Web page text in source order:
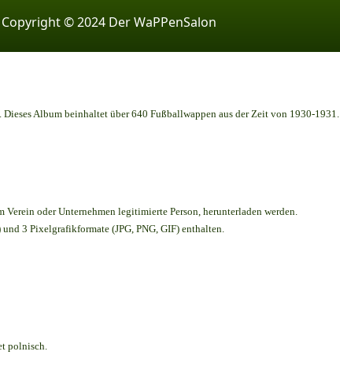
Copyright © 2024 Der WaPPenSalon
Album beinhaltet über 640 Fußballwappen aus der Zeit von 1930-1931.
Verein oder Unternehmen legitimierte Person, herunterladen werden.
3 Pixelgrafikformate (JPG, PNG, GIF) enthalten.
polnisch.